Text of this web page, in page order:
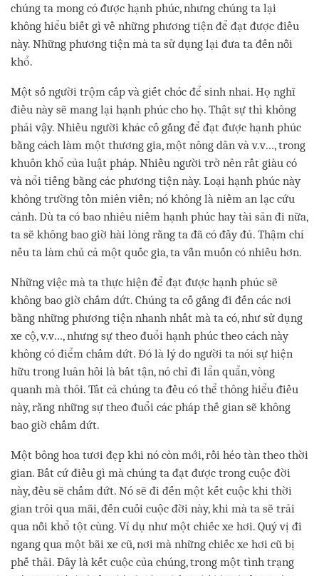
chúng ta mong có được hạnh phúc, nhưng chúng ta lại
không hiểu biết gì về những phương tiện để đạt được điều
này. Những phương tiện mà ta sử dụng lại đưa ta đến nỗi
khổ.
Một số người trộm cắp và giết chóc để sinh nhai. Họ nghĩ
điều này sẽ mang lại hạnh phúc cho họ. Thật sự thì không
phải vậy. Nhiều người khác cố gắng để đạt được hạnh phúc
bằng cách làm một thương gia, một nông dân và v.v…, trong
khuôn khổ của luật pháp. Nhiều người trở nên rất giàu có
và nổi tiếng bằng các phương tiện này. Loại hạnh phúc này
không trường tồn miên viễn; nó không là niềm an lạc cứu
cánh. Dù ta có bao nhiêu niềm hạnh phúc hay tài sản đi nữa,
ta sẽ không bao giờ hài lòng rằng ta đã có đầy đủ. Thậm chí
nếu ta làm chủ cả một quốc gia, ta vẫn muốn có nhiều hơn.
Những việc mà ta thực hiện để đạt được hạnh phúc sẽ
không bao giờ chấm dứt. Chúng ta cố gắng đi đến các nơi
bằng những phương tiện nhanh nhất mà ta có, như sử dụng
xe cộ, v.v…, nhưng sự theo đuổi hạnh phúc theo cách này
không có điểm chấm dứt. Đó là lý do người ta nói sự hiện
hữu trong luân hồi là bất tận, nó chỉ đi lẩn quẩn, vòng
quanh mà thôi. Tất cả chúng ta đều có thể thông hiểu điều
này, rằng những sự theo đuổi các pháp thế gian sẽ không
bao giờ chấm dứt.
Một bông hoa tươi đẹp khi nó còn mới, rồi héo tàn theo thời
gian. Bất cứ điều gì mà chúng ta đạt được trong cuộc đời
này, đều sẽ chấm dứt. Nó sẽ đi đến một kết cuộc khi thời
gian trôi qua mãi, đến cuối cuộc đời này, khi mà ta sẽ trải
qua nỗi khổ tột cùng. Ví dụ như một chiếc xe hơi. Quý vị đi
ngang qua một bãi xe cũ, nơi mà những chiếc xe hơi cũ bị
phế thải. Đây là kết cuộc của chúng, trong một tình trạng